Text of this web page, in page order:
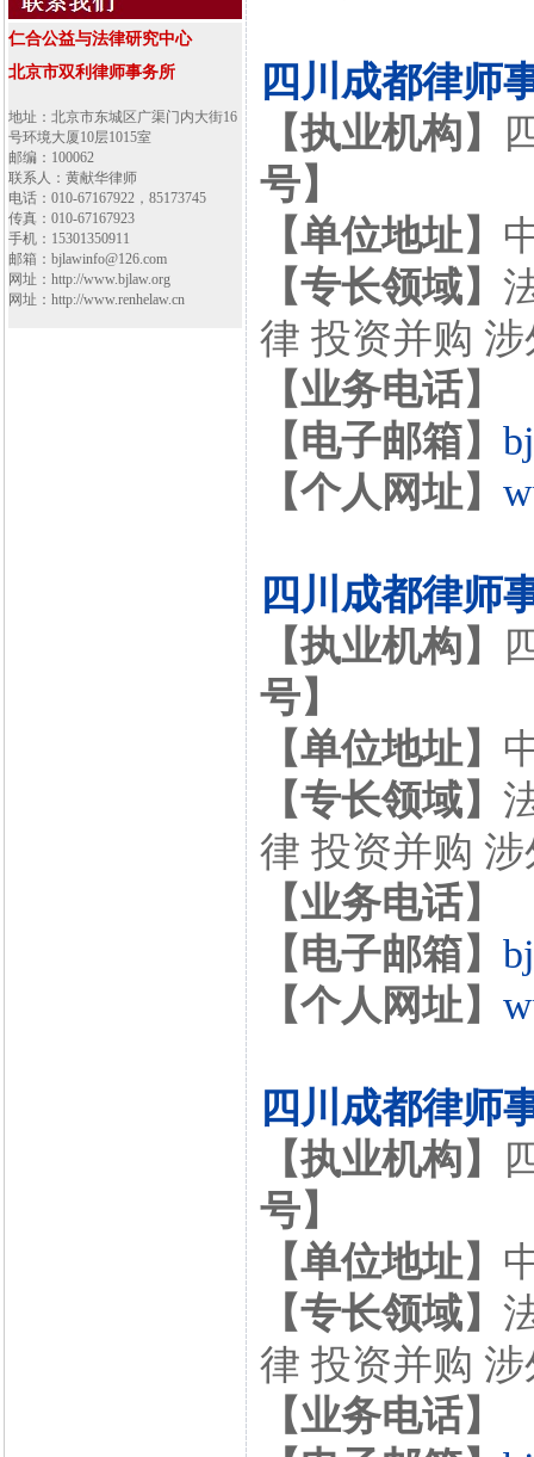
仁合公益与法律研究中心
北京市双利律师事务所
地址：北京市东城区广渠门内大街16
号环境大厦10层1015室
邮编：100062
联系人：黄献华律师
电话：010-67167922，85173745
传真：010-67167923
手机：15301350911
邮箱：bjlawinfo@126.com
网址：http://www.bjlaw.org
网址：http://www.renhelaw.cn
四川成都律师
【执业机构】
号】
【单位地址】
【专长领域】
律 投资并购
【业务电话】
【电子邮箱】
【个人网址】
四川成都律师
【执业机构】
号】
【单位地址】
【专长领域】
律 投资并购
【业务电话】
【电子邮箱】
【个人网址】
四川成都律师
【执业机构】
号】
【单位地址】
【专长领域】
律 投资并购
【业务电话】